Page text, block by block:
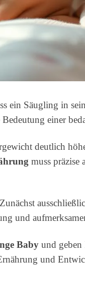
ein Säugling in
einer
deutlich
muss
und
Baby und
und